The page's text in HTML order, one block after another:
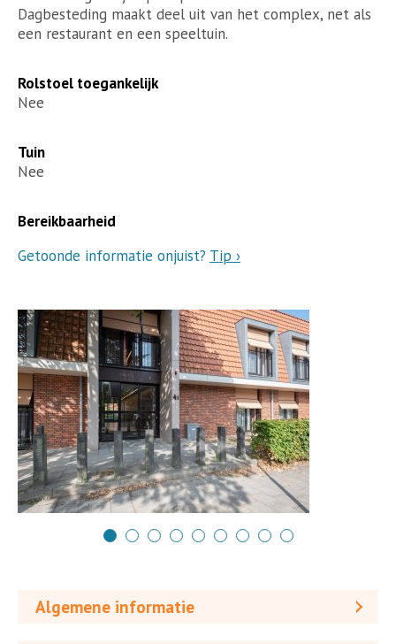
Dagbesteding maakt deel uit van het complex, net als
een restaurant en een speeltuin.
Rolstoel toegankelijk
Nee
Tuin
Nee
Bereikbaarheid
Getoonde informatie onjuist? Tip ›
Algemene informatie